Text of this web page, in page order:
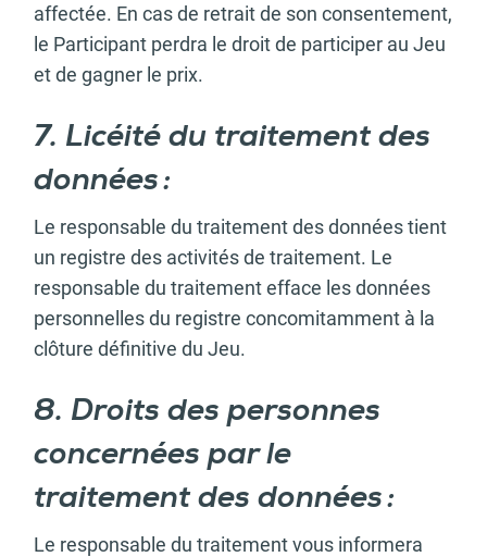
affectée. En cas de retrait de son consentement,
le Participant perdra le droit de participer au Jeu
et de gagner le prix.
7. Licéité du traitement des
données :
Le responsable du traitement des données tient
un registre des activités de traitement. Le
responsable du traitement efface les données
personnelles du registre concomitamment à la
clôture définitive du Jeu.
8. Droits des personnes
concernées par le
traitement des données :
Le responsable du traitement vous informera